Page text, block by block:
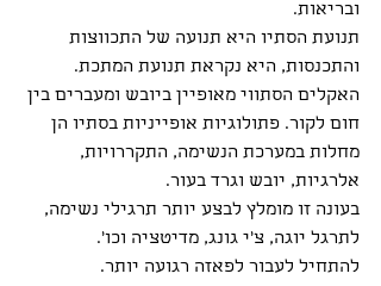
ובריאות.
תנועת הסתיו היא תנועה של התכווצות
והתכנסות, היא נקראת תנועת המתכת.
האקלים הסתווי מאופיין ביובש ומעברים בין
חום לקור. פתולוגיות אופייניות בסתיו הן
מחלות במערכת הנשימה, התקררויות,
אלרגיות, יובש וגרד בעור.
בעונה זו מומלץ לבצע יותר תרגילי נשימה,
לתרגל יוגה, צ'י גונג, מדיטציה וכו'.
להתחיל לעבור לפאזה רגועה יותר.